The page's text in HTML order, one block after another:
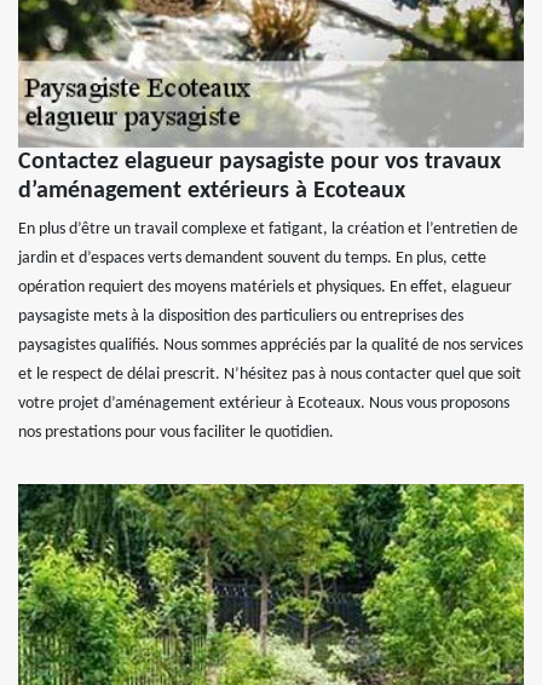
Contactez elagueur paysagiste pour vos travaux
d’aménagement extérieurs à Ecoteaux
En plus d’être un travail complexe et fatigant, la création et l’entretien de
jardin et d’espaces verts demandent souvent du temps. En plus, cette
opération requiert des moyens matériels et physiques. En effet, elagueur
paysagiste mets à la disposition des particuliers ou entreprises des
paysagistes qualifiés. Nous sommes appréciés par la qualité de nos services
et le respect de délai prescrit. N’hésitez pas à nous contacter quel que soit
votre projet d’aménagement extérieur à Ecoteaux. Nous vous proposons
nos prestations pour vous faciliter le quotidien.